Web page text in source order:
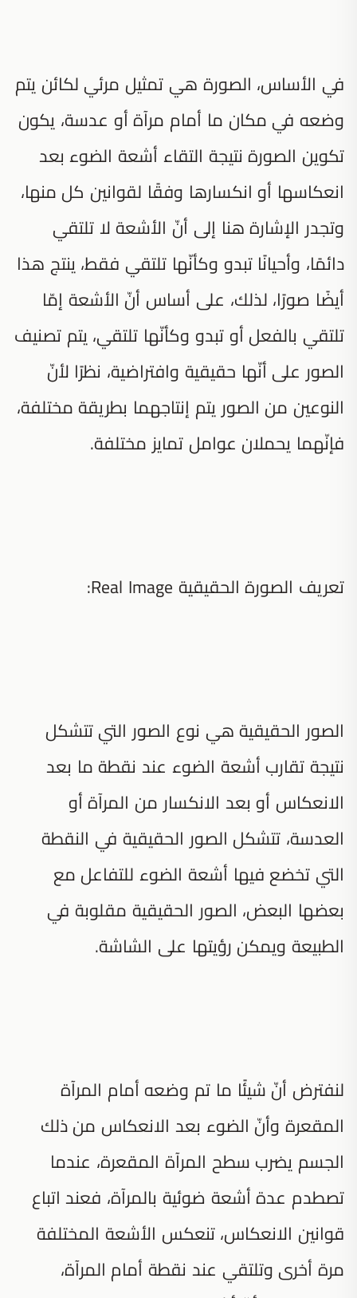
في الأساس، الصورة هي تمثيل مرئي لكائن يتم
وضعه في مكان ما أمام مرآة أو عدسة، يكون
تكوين الصورة نتيجة التقاء أشعة الضوء بعد
انعكاسها أو انكسارها وفقًا لقوانين كل منها،
وتجدر الإشارة هنا إلى أنّ الأشعة لا تلتقي
دائمًا، وأحيانًا تبدو وكأنّها تلتقي فقط، ينتج هذا
أيضًا صورًا، لذلك، على أساس أنّ الأشعة إمّا
تلتقي بالفعل أو تبدو وكأنّها تلتقي، يتم تصنيف
الصور على أنّها حقيقية وافتراضية، نظرًا لأنّ
النوعين من الصور يتم إنتاجهما بطريقة مختلفة،
فإنّهما يحملان عوامل تمايز مختلفة.
تعريف الصورة الحقيقية Real Image:
الصور الحقيقية هي نوع الصور التي تتشكل
نتيجة تقارب أشعة الضوء عند نقطة ما بعد
الانعكاس أو بعد الانكسار من المرآة أو
العدسة، تتشكل الصور الحقيقية في النقطة
التي تخضع فيها أشعة الضوء للتفاعل مع
بعضها البعض، الصور الحقيقية مقلوبة في
الطبيعة ويمكن رؤيتها على الشاشة.
لنفترض أنّ شيئًا ما تم وضعه أمام المرآة
المقعرة وأنّ الضوء بعد الانعكاس من ذلك
الجسم يضرب سطح المرآة المقعرة، عندما
تصطدم عدة أشعة ضوئية بالمرآة، فعند اتباع
قوانين الانعكاس، تنعكس الأشعة المختلفة
مرة أخرى وتلتقي عند نقطة أمام المرآة،